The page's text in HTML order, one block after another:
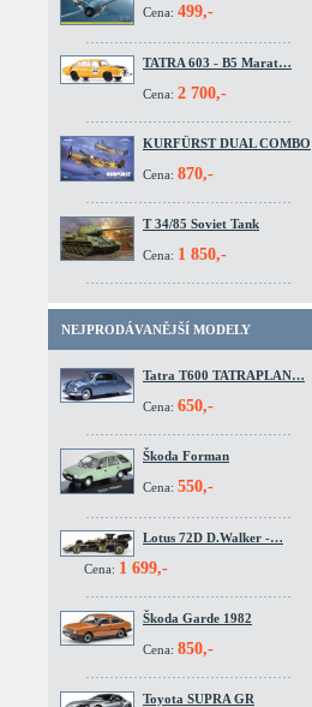
Cena: 499,-
TATRA 603 - B5 Marat…
Cena: 2 700,-
KURFÜRST DUAL COMBO
Cena: 870,-
T 34/85 Soviet Tank
Cena: 1 850,-
NEJPRODÁVANĚJŠÍ MODELY
Tatra T600 TATRAPLAN…
Cena: 650,-
Škoda Forman
Cena: 550,-
Lotus 72D D.Walker -…
Cena: 1 699,-
Škoda Garde 1982
Cena: 850,-
Toyota SUPRA GR